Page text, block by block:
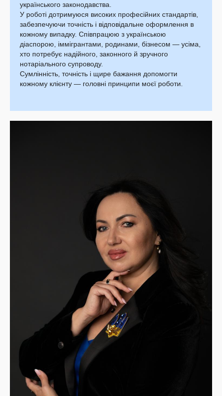
українського законодавства.
У роботі дотримуюся високих професійних стандартів,
забезпечуючи точність і відповідальне оформлення в
кожному випадку. Співпрацюю з українською
діаспорою, іммігрантами, родинами, бізнесом — усіма,
хто потребує надійного, законного й зручного
нотаріального супроводу.
Сумлінність, точність і щире бажання допомогти
кожному клієнту — головні принципи моєї роботи.